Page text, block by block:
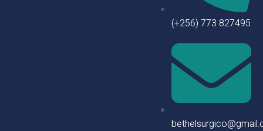
(+256) 773 827495